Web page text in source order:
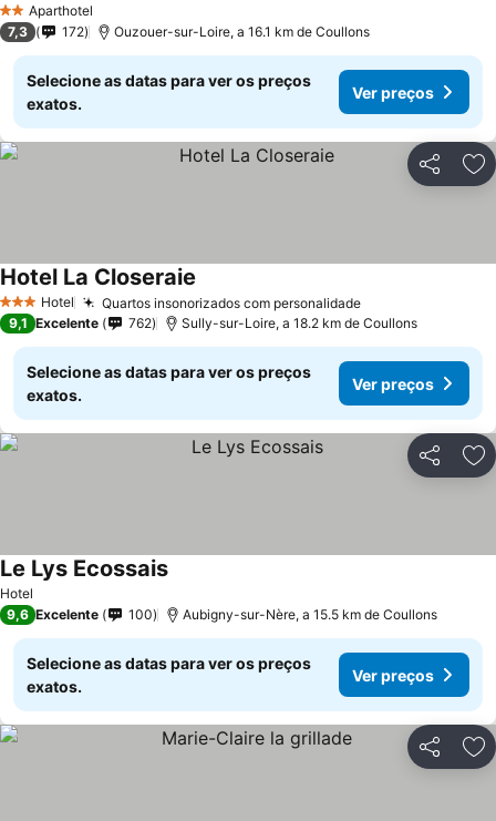
2 EstrelasAparthotel
7,3 172 Ouzouer-sur-Loire, a 16.1 km de Coullons
Selecione as datas para ver os preços
exatos.
Ver preços
Partilhar
3 EstrelasHotel Quartos insonorizados com personalidade
Hotel La Closeraie
9,1 Excelente 762 Sully-sur-Loire, a 18.2 km de Coullons
Selecione as datas para ver os preços
exatos.
Ver preços
Partilhar
Hotel
Le Lys Ecossais
9,6 Excelente 100 Aubigny-sur-Nère, a 15.5 km de Coullons
Selecione as datas para ver os preços
exatos.
Ver preços
Partilhar